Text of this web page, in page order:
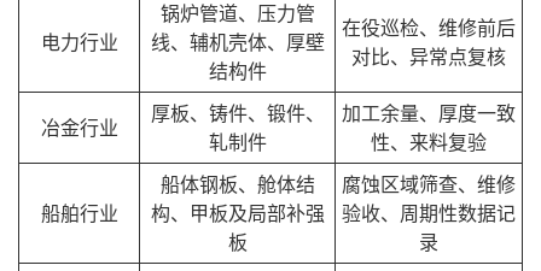
电力行业
锅炉管道、压力管
线、辅机壳体、厚壁
结构件
在役巡检、维修前后
对比、异常点复核
冶金行业
厚板、铸件、锻件、
轧制件
加工余量、厚度一致
性、来料复验
船舶行业
船体钢板、舱体结
构、甲板及局部补强
板
腐蚀区域筛查、维修
验收、周期性数据记
录